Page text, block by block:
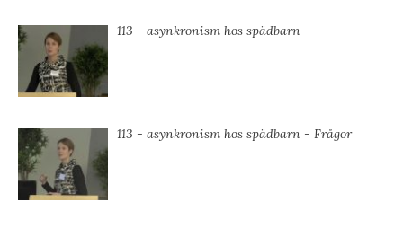
113 - asynkronism hos spädbarn
113 - asynkronism hos spädbarn - Frågor